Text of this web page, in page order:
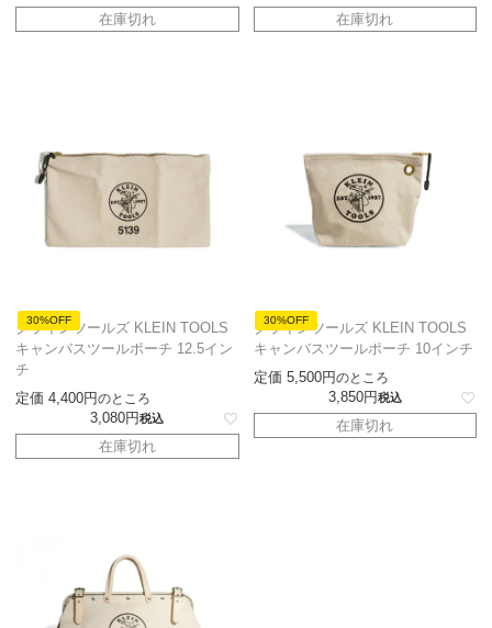
在庫切れ 在庫切れ
30%OFF
クラインツールズ KLEIN TOOLS
キャンバスツールポーチ 12.5イン
チ
定価 4,400 のところ
3,080 税込
在庫切れ
30%OFF
クラインツールズ KLEIN TOOLS
キャンバスツールポーチ 10インチ
定価 5,500 のところ
3,850 税込
在庫切れ